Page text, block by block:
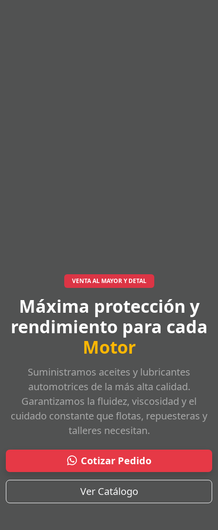
VENTA AL MAYOR Y DETAL
Máxima protección y
rendimiento para cada
Motor
Suministramos aceites y lubricantes
automotrices de la más alta calidad.
Garantizamos la fluidez, viscosidad y el
cuidado constante que flotas, repuesteras y
talleres necesitan.
Cotizar Pedido
Ver Catálogo